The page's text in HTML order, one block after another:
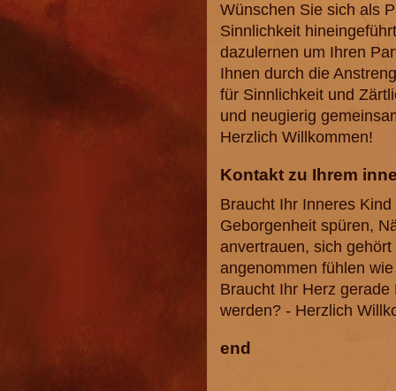
Wünschen Sie sich als
Sinnlichkeit
dazulernen um Ihren
Ihnen durch die
für Sinnlichkeit und
und neugierig
Herzlich Willkommen!
Kontakt zu Ihrem
Braucht Ihr Inneres
Geborgenheit spüren,
anvertrauen, sich
angenommen fühlen
Braucht Ihr Herz
werden? - Herzlich
end